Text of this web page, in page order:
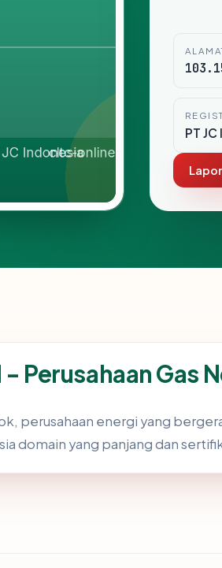
PT
Perusahaan Gas
perusahaan energi yang
domain yang panjang dan